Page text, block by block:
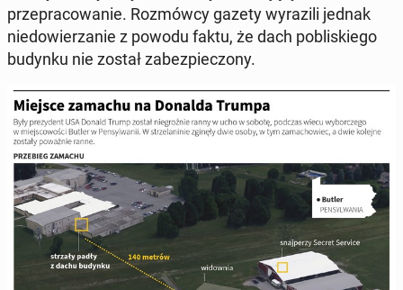
prze­pra­co­wa­nie. Roz­mów­cy gazety wy­ra­zi­li jednak
nie­do­wie­rza­nie z powodu faktu, że dach po­bli­skie­go
budynku nie został za­bez­pie­czo­ny.